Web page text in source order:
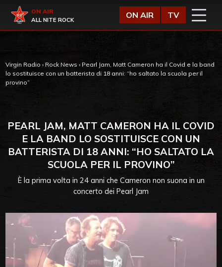
Virgin Radio
ON AIR
ALL NITE ROCK
ON AIR TV
Virgin Radio › Rock News › Pearl Jam, Matt Cameron ha il Covid e la band
lo sostituisce con un batterista di 18 anni: “ho saltato la scuola per il
provino”
PEARL JAM, MATT CAMERON HA IL COVID
E LA BAND LO SOSTITUISCE CON UN
BATTERISTA DI 18 ANNI: “HO SALTATO LA
SCUOLA PER IL PROVINO”
È la prima volta in 24 anni che Cameron non suona in un
concerto dei Pearl Jam